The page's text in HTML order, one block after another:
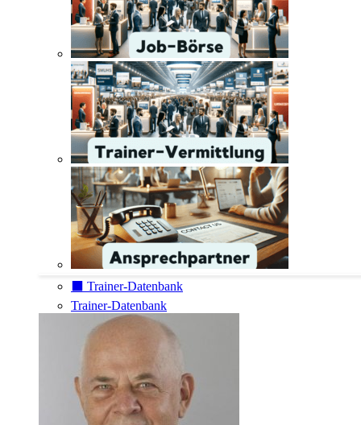
⬛️ Trainer-Datenbank
Trainer-Datenbank